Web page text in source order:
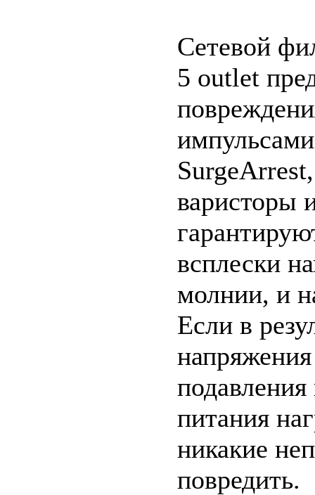
Сетевой
5 outlet
варисторы
всплески
молнии, и
Если в
питания
никакие
повредить.